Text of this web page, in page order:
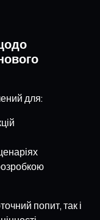
для:
попит, так і